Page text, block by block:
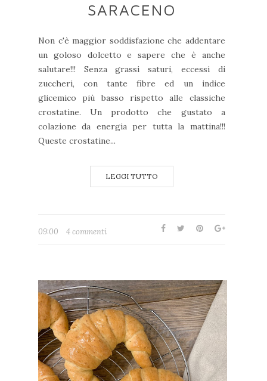
SARACENO
Non c'è maggior soddisfazione che addentare
un goloso dolcetto e sapere che è anche
salutare!!! Senza grassi saturi, eccessi di
zuccheri, con tante fibre ed un indice
glicemico più basso rispetto alle classiche
crostatine. Un prodotto che gustato a
colazione da energia per tutta la mattina!!!
Queste crostatine...
LEGGI TUTTO
09:00 4 commenti